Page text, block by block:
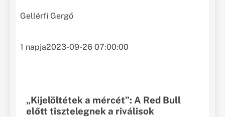
Gellérfi Gergő
1 napja2023-09-26 07:00:00
„Kijelöltétek a mércét”: A Red Bull
előtt tisztelegnek a riválisok